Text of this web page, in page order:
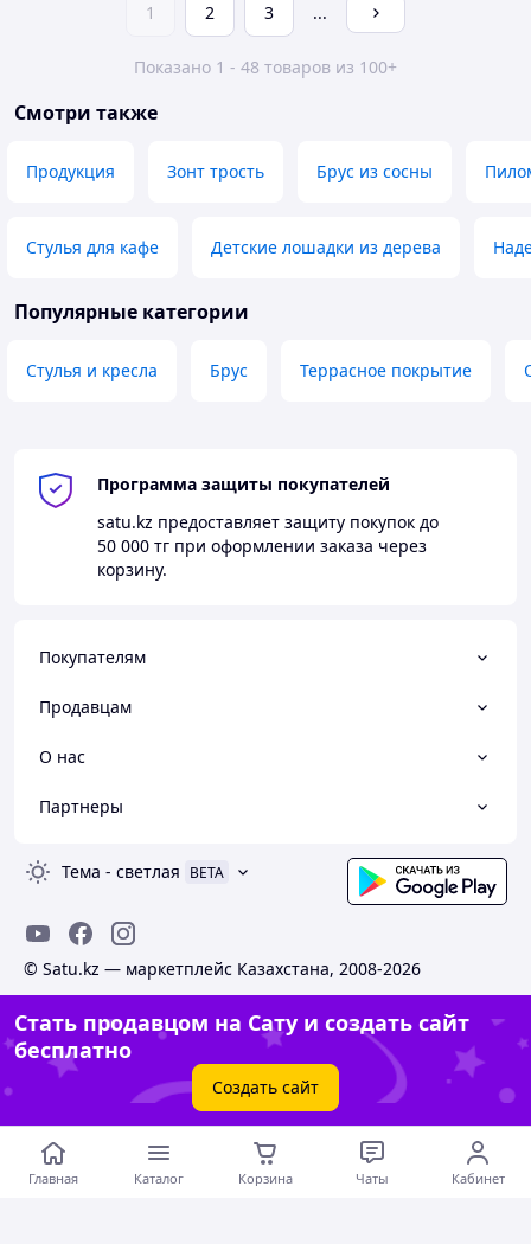
1 2 3 ...
Показано 1 - 48 товаров из 100+
Смотри также
Продукция Зонт трость Брус из сосны
Стулья для кафе Детские лошадки из дерева
Популярные категории
Стулья и кресла Брус Террасное покрытие
Программа защиты покупателей
satu.kz предоставляет защиту покупок до
50 000 тг при оформлении заказа через
корзину.
Покупателям
Продавцам
О нас
Партнеры
Тема - светлая BETA
© Satu.kz — маркетплейс Казахстана, 2008-2026
Стать продавцом на Сату и создать сайт
бесплатно
Создать сайт
Главная Каталог Корзина Чаты Кабинет